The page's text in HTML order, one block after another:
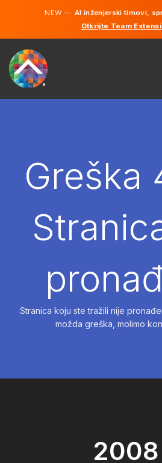
NEW —AI inženjerski timovi,
Otkrijte Team
NAJAMGreška
Stranica koju ste tražili nije
možda greška, molimo
2008